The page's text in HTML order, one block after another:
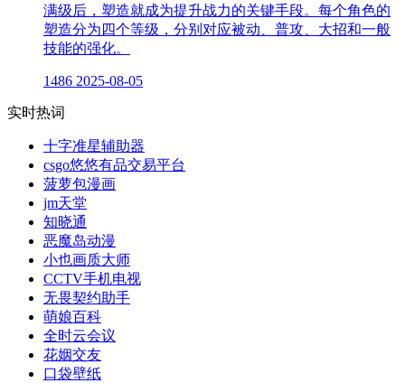
满级后，塑造就成为提升战力的关键手段。每个角色的
塑造分为四个等级，分别对应被动、普攻、大招和一般
技能的强化。
1486 2025-08-05
实时热词
十字准星辅助器
csgo悠悠有品交易平台
菠萝包漫画
jm天堂
知晓通
恶魔岛动漫
小也画质大师
CCTV手机电视
无畏契约助手
萌娘百科
全时云会议
花姻交友
口袋壁纸